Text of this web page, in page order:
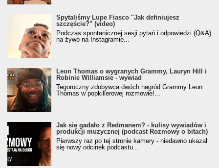
Spytaliśmy Lupe Fiasco "Jak definiujesz
szczęście?" (video)
Podczas spontanicznej sesji pytań i odpowiedzi (Q&A)
na żywo na Instagramie...
Leon Thomas o wygranych Grammy, Lauryn Hill i
Robinie Williamsie - wywiad
Tegoroczny zdobywca dwóch nagród Grammy Leon
Thomas w popkillerowej rozmowie!...
Jak się gadało z Redmanem? - kulisy wywiadów i
produkcji muzycznej (podcast Rozmowy o bitach)
Pierwszy raz po tej stronie kamery - niedawno ukazał
się nowy odcinek podcastu...